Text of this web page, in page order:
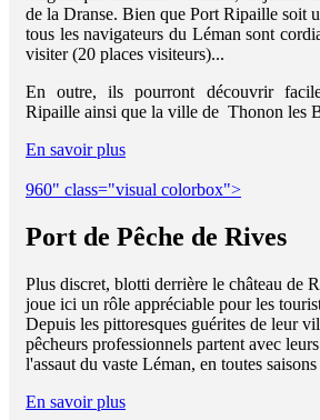
de la Dranse. Bien que Port Ripaille soit
tous les navigateurs du Léman sont
visiter (20 places visiteurs)...
En outre, ils pourront découvrir
Ripaille ainsi que la ville de Thonon les
En savoir plus
960" class="visual colorbox">
Port de Pêche de Rives
Plus discret, blotti derrière le château de
joue ici un rôle appréciable pour les
Depuis les pittoresques guérites de leur
pêcheurs professionnels partent avec
l'assaut du vaste Léman, en toutes
En savoir plus